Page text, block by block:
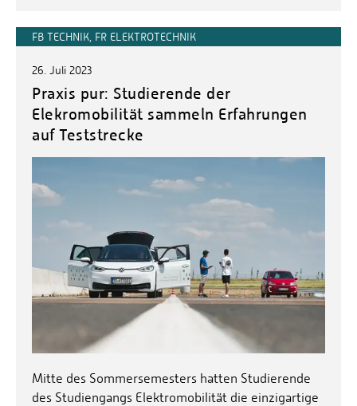
FB TECHNIK, FR ELEKTROTECHNIK
26. Juli 2023
Praxis pur: Studierende der
Elekromobilität sammeln Erfahrungen
auf Teststrecke
Mitte des Sommersemesters hatten Studierende
des Studiengangs Elektromobilität die einzigartige